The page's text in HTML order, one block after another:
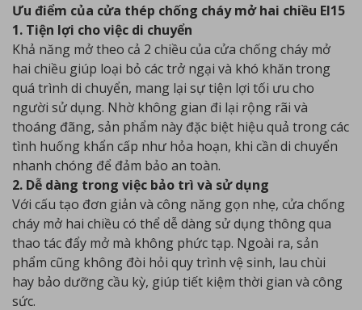
Ưu điểm của cửa thép chống cháy mở hai chiều EI15
1. Tiện lợi cho việc di chuyển
Khả năng mở theo cả 2 chiều của cửa chống cháy mở
hai chiều giúp loại bỏ các trở ngại và khó khăn trong
quá trình di chuyển, mang lại sự tiện lợi tối ưu cho
người sử dụng. Nhờ không gian đi lại rộng rãi và
thoáng đãng, sản phẩm này đặc biệt hiệu quả trong các
tình huống khẩn cấp như hỏa hoạn, khi cần di chuyển
nhanh chóng để đảm bảo an toàn.
2. Dễ dàng trong việc bảo trì và sử dụng
Với cấu tạo đơn giản và công năng gọn nhẹ, cửa chống
cháy mở hai chiều có thể dễ dàng sử dụng thông qua
thao tác đẩy mở mà không phức tạp. Ngoài ra, sản
phẩm cũng không đòi hỏi quy trình vệ sinh, lau chùi
hay bảo dưỡng cầu kỳ, giúp tiết kiệm thời gian và công
sức.